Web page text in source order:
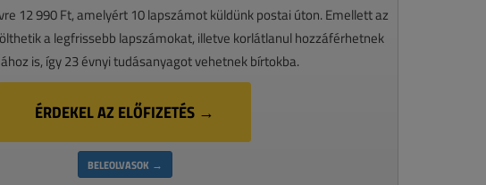
12 990 Ft, amelyért 10 lapszámot küldünk postai úton. Emellett az
a legfrissebb lapszámokat, illetve korlátlanul hozzáférhetnek
is, így 23 évnyi tudásanyagot vehetnek bírtokba.
ÉRDEKEL AZ ELŐFIZETÉS →
BELEOLVASOK →